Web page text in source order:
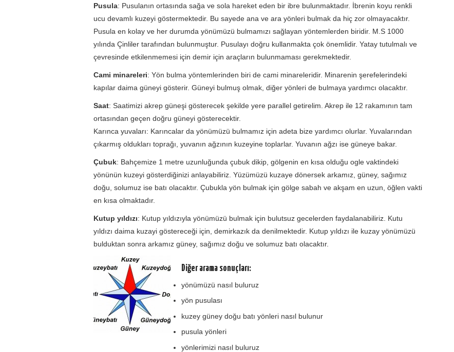
Pusula: Pusulanın ortasında sağa ve sola hareket eden bir ibre bulunmaktadır. İbrenin koyu renkli
ucu devamlı kuzeyi göstermektedir. Bu sayede ana ve ara yönleri bulmak da hiç zor olmayacaktır.
Pusula en kolay ve her durumda yönümüzü bulmamızı sağlayan yöntemlerden biridir. M.S 1000
yılında Çinliler tarafından bulunmuştur. Pusulayı doğru kullanmakta çok önemlidir. Yatay tutulmalı ve
çevresinde etkilenmemesi için demir için araçların bulunmaması gerekmektedir.
Cami minareleri: Yön bulma yöntemlerinden biri de cami minareleridir. Minarenin şerefelerindeki
kapılar daima güneyi gösterir. Güneyi bulmuş olmak, diğer yönleri de bulmaya yardımcı olacaktır.
Saat: Saatimizi akrep güneşi gösterecek şekilde yere parallel getirelim. Akrep ile 12 rakamının tam
ortasından geçen doğru güneyi gösterecektir.
Karınca yuvaları: Karıncalar da yönümüzü bulmamız için adeta bize yardımcı olurlar. Yuvalarından
çıkarmış oldukları toprağı, yuvanın ağzının kuzeyine toplarlar. Yuvanın ağzı ise güneye bakar.
Çubuk: Bahçemize 1 metre uzunluğunda çubuk dikip, gölgenin en kısa olduğu ogle vaktindeki
yönünün kuzeyi gösterdiğinizi anlayabiliriz. Yüzümüzü kuzaye dönersek arkamız, güney, sağımız
doğu, solumuz ise batı olacaktır. Çubukla yön bulmak için gölge sabah ve akşam en uzun, öğlen vakti
en kısa olmaktadır.
Kutup yıldızı: Kutup yıldızıyla yönümüzü bulmak için bulutsuz gecelerden faydalanabiliriz. Kutu
yıldızı daima kuzayi göstereceği için, demirkazık da denilmektedir. Kutup yıldızı ile kuzay yönümüzü
bulduktan sonra arkamız güney, sağımız doğu ve solumuz batı olacaktır.
Diğer arama sonuçları:
yönümüzü nasıl buluruz
yön pusulası
kuzey güney doğu batı yönleri nasıl bulunur
pusula yönleri
yönlerimizi nasıl buluruz